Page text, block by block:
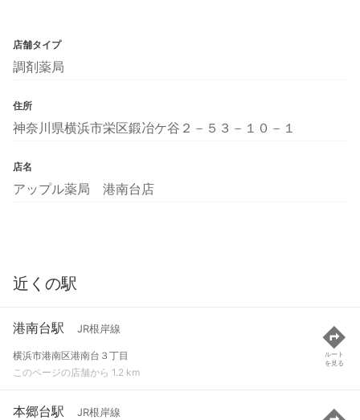
店舗タイプ
調剤薬局
住所
神奈川県横浜市栄区鍛冶ケ谷２－５３－１０－１
店名
アップル薬局 港南台店
近くの駅
港南台駅 JR根岸線
横浜市港南区港南台３丁目
このページの店舗から 1.2 km
ルート
を見る
本郷台駅 JR根岸線